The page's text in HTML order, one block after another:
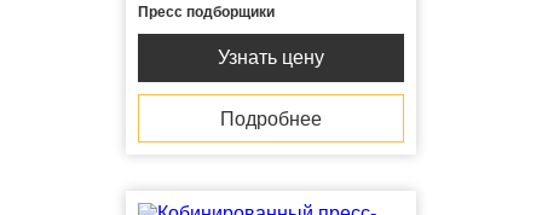
Пресс подборщики
Узнать цену
Подробнее